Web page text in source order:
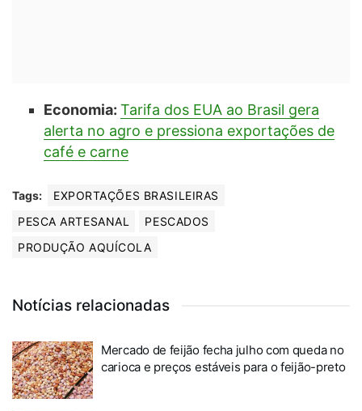
Economia: Tarifa dos EUA ao Brasil gera
alerta no agro e pressiona exportações de
café e carne
Tags:
EXPORTAÇÕES BRASILEIRAS
PESCA ARTESANAL
PESCADOS
PRODUÇÃO AQUÍCOLA
Notícias relacionadas
Mercado de feijão fecha julho com queda no
carioca e preços estáveis para o feijão-preto